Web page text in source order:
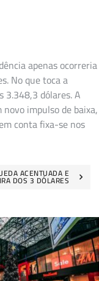
apenas ocorreria
No que toca a
dólares. A
impulso de baixa,
conta fixa-se nos
ACENTUADA E
DOS 3 DÓLARES